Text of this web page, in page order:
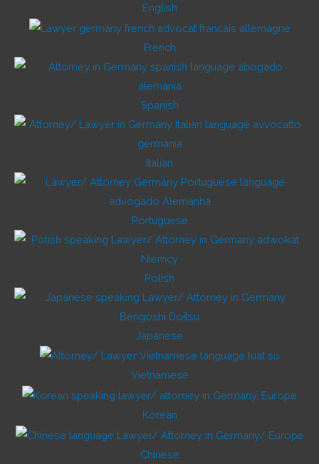
English
French
Spanish
Italian
Portuguese
Polish
Japanese
Vietnamese
Korean
Chinese